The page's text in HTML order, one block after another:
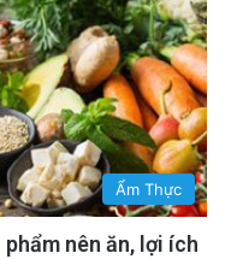
Ẩm Thực
nên ăn, lợi ích